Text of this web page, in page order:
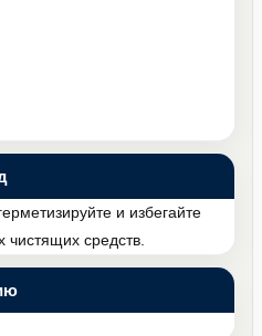
и избегайте
чистящих средств.